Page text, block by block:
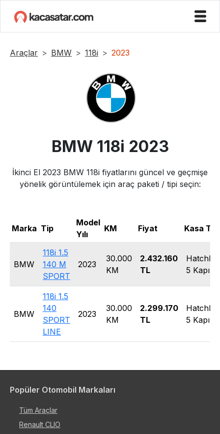
Araçlar BMW 118i 2023
BMW 118i 2023
İkinci El 2023 BMW 118i fiyatlarını güncel ve geçmişe
yönelik görüntülemek için araç paketi / tipi seçin:
Marka Tip
Model
Yılı
KM Fiyat Kasa Tipi
BMW
118i 1.5
140 M
SPORT
2023
30.000
KM
2.432.160
TL
5 Kapı
BMW
118i 1.5
140
SPORT
LINE
2023
30.000
KM
2.299.170
TL
5 Kapı
Popüler Otomobil Markaları
Tüm Araçlar
Renault CLIO